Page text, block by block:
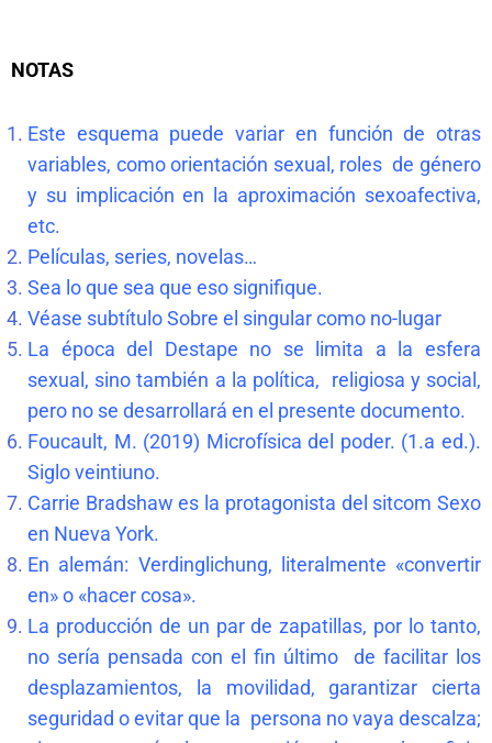
NOTAS
Este esquema puede variar en función de otras
variables, como orientación sexual, roles de género
y su implicación en la aproximación sexoafectiva,
etc.
Películas, series, novelas…
Sea lo que sea que eso signifique.
Véase subtítulo Sobre el singular como no-lugar
La época del Destape no se limita a la esfera
sexual, sino también a la política, religiosa y social,
pero no se desarrollará en el presente documento.
Foucault, M. (2019) Microfísica del poder. (1.a ed.).
Siglo veintiuno.
Carrie Bradshaw es la protagonista del sitcom Sexo
en Nueva York.
En alemán: Verdinglichung, literalmente «convertir
en» o «hacer cosa».
La producción de un par de zapatillas, por lo tanto,
no sería pensada con el fin último de facilitar los
desplazamientos, la movilidad, garantizar cierta
seguridad o evitar que la persona no vaya descalza;